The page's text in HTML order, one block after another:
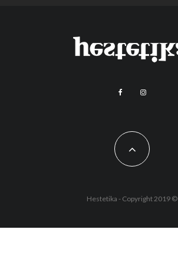
Hestetika - Copyright 2019 ©